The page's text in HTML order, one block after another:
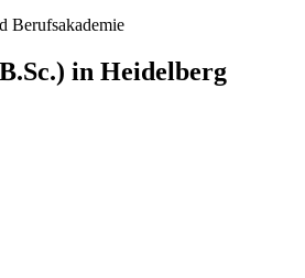
Berufsakademie
in Heidelberg